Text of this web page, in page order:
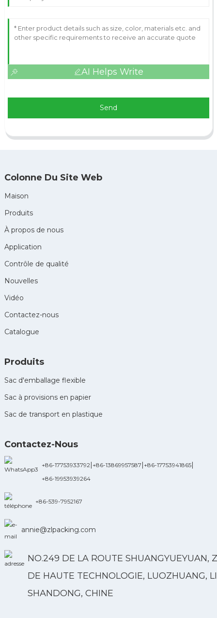
AI Helps Write
Send
Colonne Du Site Web
Maison
Produits
À propos de nous
Application
Contrôle de qualité
Nouvelles
Vidéo
Contactez-nous
Catalogue
Produits
Sac d'emballage flexible
Sac à provisions en papier
Sac de transport en plastique
Contactez-Nous
+86-17753933792| +86-13869957587 | +86-17753941865|
+86-19953939264
+86-539-7952167
annie@zlpacking.com
NO.249 DE LA ROUTE SHUANGYUEYUAN,
DE HAUTE TECHNOLOGIE, LUOZHUANG,
SHANDONG, CHINE